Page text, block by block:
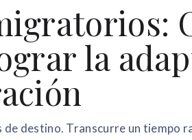
la
de destino. Transcurre un tiempo